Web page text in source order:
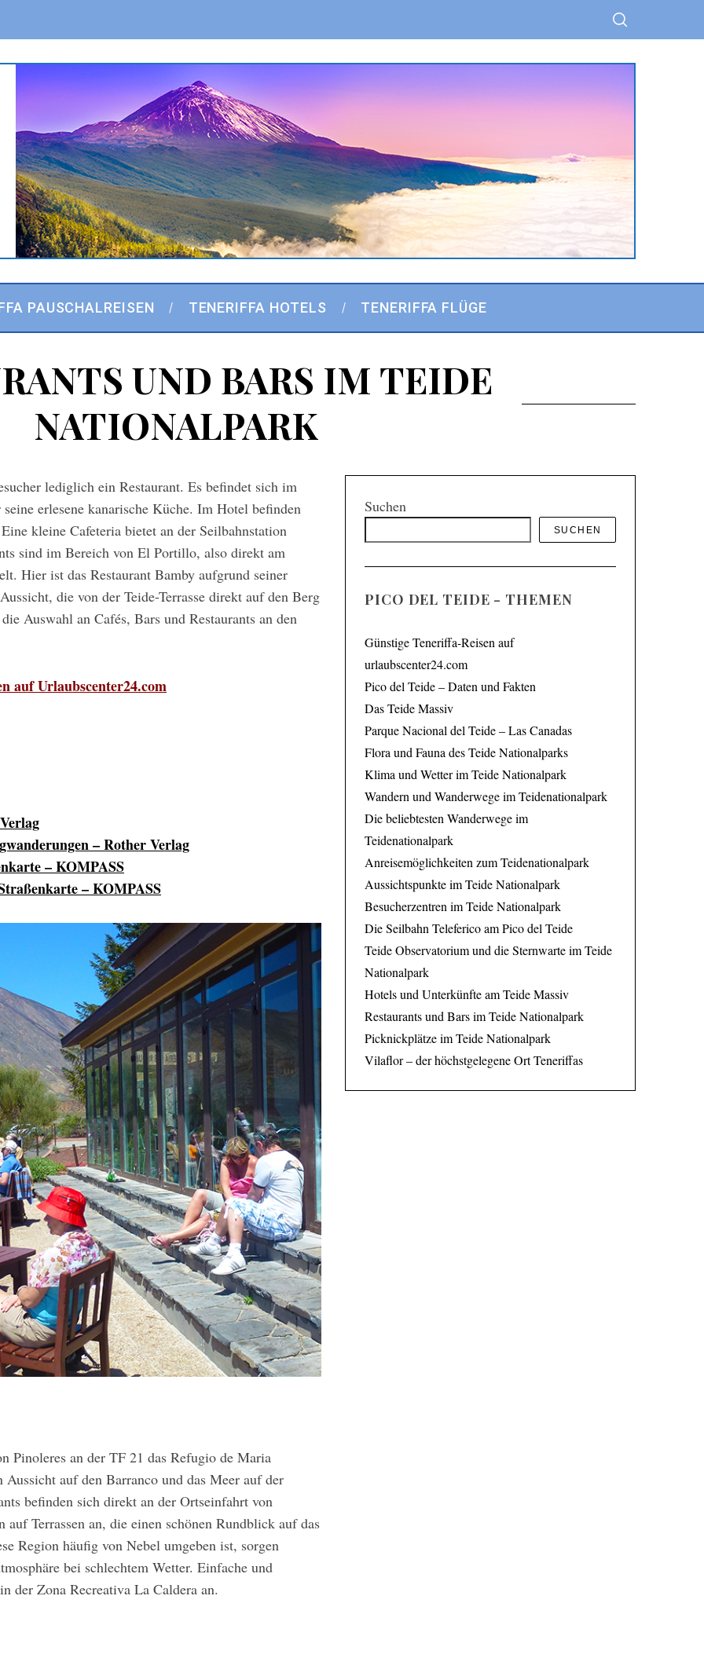
PAUSCHALREISEN TENERIFFA HOTELS TENERIFFA FLÜGE
UND BARS IM TEIDE
NATIONALPARK
lediglich ein Restaurant. Es befindet sich im
erlesene kanarische Küche. Im Hotel befinden
kleine Cafeteria bietet an der Seilbahnstation
sind im Bereich von El Portillo, also direkt am
Hier ist das Restaurant Bamby aufgrund seiner
die von der Teide-Terrasse direkt auf den Berg
Auswahl an Cafés, Bars und Restaurants an den
auf Urlaubscenter24.com
– Rother Verlag
– KOMPASS
– KOMPASS
Pinoleres an der TF 21 das Refugio de Maria
auf den Barranco und das Meer auf der
befinden sich direkt an der Ortseinfahrt von
Terrassen an, die einen schönen Rundblick auf das
Region häufig von Nebel umgeben ist, sorgen
bei schlechtem Wetter. Einfache und
der Zona Recreativa La Caldera an.
Suchen
SUCHEN
PICO DEL TEIDE - THEMEN
Günstige Teneriffa-Reisen auf
urlaubscenter24.com
Pico del Teide – Daten und Fakten
Das Teide Massiv
Parque Nacional del Teide – Las Canadas
Flora und Fauna des Teide Nationalparks
Klima und Wetter im Teide Nationalpark
Wandern und Wanderwege im Teidenationalpark
Die beliebtesten Wanderwege im
Teidenationalpark
Anreisemöglichkeiten zum Teidenationalpark
Aussichtspunkte im Teide Nationalpark
Besucherzentren im Teide Nationalpark
Die Seilbahn Teleferico am Pico del Teide
Teide Observatorium und die Sternwarte im Teide
Nationalpark
Hotels und Unterkünfte am Teide Massiv
Restaurants und Bars im Teide Nationalpark
Picknickplätze im Teide Nationalpark
Vilaflor – der höchstgelegene Ort Teneriffas